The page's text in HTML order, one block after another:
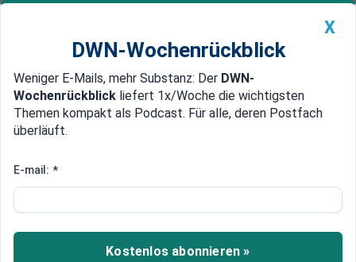
Newsticker MEIN DWN: Geldanlage Premium
Edelmetalle DWN-Magazin China
Gemeinsame Investitionen
Deutschland und Frankreich
wollen Euro-Haushalt
Deutschland und Frankreich treiben einen
X
DWN-Wochenrückblick
Weniger E-Mails, mehr Substanz: Der DWN-
Wochenrückblick liefert 1x/Woche die wichtigsten
Themen kompakt als Podcast. Für alle, deren Postfach
überläuft.
E-mail: *
Kostenlos abonnieren »